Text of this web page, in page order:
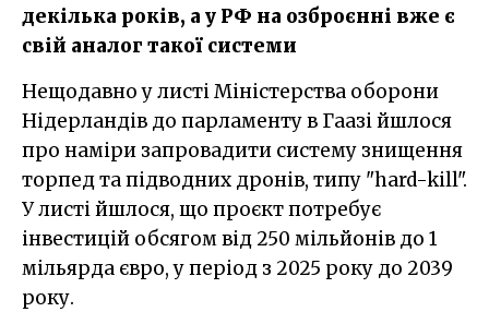
декілька років, а у РФ на озброєнні вже є
свій аналог такої системи
Нещодавно у листі Міністерства оборони
Нідерландів до парламенту в Гаазі йшлося
про наміри запровадити систему знищення
торпед та підводних дронів, типу "hard-kill".
У листі йшлося, що проєкт потребує
інвестицій обсягом від 250 мільйонів до 1
мільярда євро, у період з 2025 року до 2039
року.